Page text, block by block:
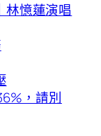
林憶蓮演唱
，請別